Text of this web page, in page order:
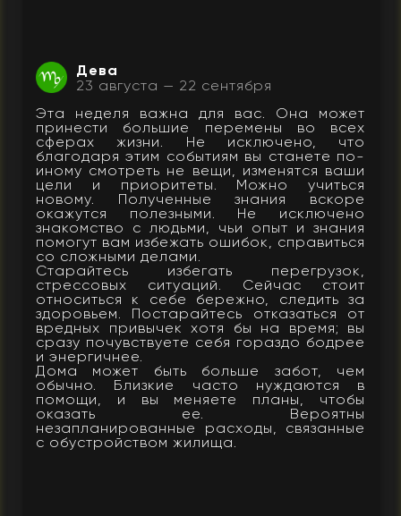
Дева
23 августа — 22 сентября
Эта неделя важна для вас. Она может
принести большие перемены во всех
сферах жизни. Не исключено, что
благодаря этим событиям вы станете по-
иному смотреть не вещи, изменятся ваши
цели и приоритеты. Можно учиться
новому. Полученные знания вскоре
окажутся полезными. Не исключено
знакомство с людьми, чьи опыт и знания
помогут вам избежать ошибок, справиться
со сложными делами.
Старайтесь избегать перегрузок,
стрессовых ситуаций. Сейчас стоит
относиться к себе бережно, следить за
здоровьем. Постарайтесь отказаться от
вредных привычек хотя бы на время; вы
сразу почувствуете себя гораздо бодрее
и энергичнее.
Дома может быть больше забот, чем
обычно. Близкие часто нуждаются в
помощи, и вы меняете планы, чтобы
оказать ее. Вероятны
незапланированные расходы, связанные
с обустройством жилища.